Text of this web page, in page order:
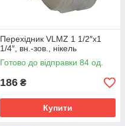
Перехідник VLMZ 1 1/2″х1
1/4″, вн.-зов., нікель
Готово до відправки 84 од.
186 ₴
Купити